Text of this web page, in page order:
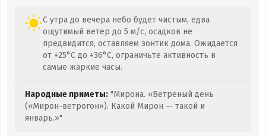
С утра до вечера небо будет чистым, едва
ощутимый ветер до 5 м/с, осадков не
предвидится, оставляем зонтик дома. Ожидается
от +25°C до +36°C, ограничьте активность в
самые жаркие часы.
Народные приметы: "Мирона. «Ветреный день
(«Мирон-ветрогон»). Какой Мирон — такой и
январь.»"